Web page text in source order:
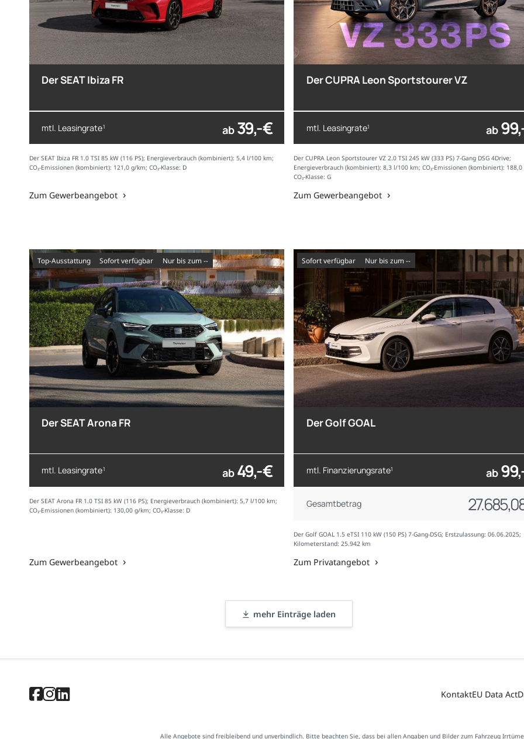
Der SEAT Ibiza FR
mtl. Leasingrate1 ab 39,- €
Der SEAT Ibiza FR 1.0 TSI 85 kW (116 PS); Energieverbrauch (kombiniert): 5,4 l/100 km;
CO₂-Emissionen (kombiniert): 121,0 g/km; CO₂-Klasse: D
Zum Gewerbeangebot
Der CUPRA Leon Sportstourer VZ
mtl. Leasingrate1 ab
Der CUPRA Leon Sportstourer VZ 2.0 TSI 245 kW (333 PS) 7-Gang DSG 4Drive;
Energieverbrauch (kombiniert): 8,3 l/100 km; CO₂-Emissionen (kombiniert):
CO₂-Klasse: G
Zum Gewerbeangebot
Top-Ausstattung sofort verfügbar nur bis zum --
Der SEAT Arona FR
mtl. Leasingrate1 ab 49,- €
Der SEAT Arona FR 1.0 TSI 85 kW (116 PS); Energieverbrauch (kombiniert): 5,7 l/100 km;
CO₂-Emissionen (kombiniert): 130,00 g/km; CO₂-Klasse: D
Zum Gewerbeangebot
sofort verfügbar nur bis zum --
Der Golf GOAL
mtl. Finanzierungsrate1 ab
Gesamtbetrag
Der Golf GOAL 1.5 eTSI 110 kW (150 PS) 7-Gang-DSG; Erstzulassung: 06.06.2025;
Kilometerstand: 25.942 km
Zum Privatangebot
mehr Einträge laden
KontaktEU Data Act
Alle Angebote sind freibleibend und unverbindlich. Bitte beachten Sie, dass bei allen Angaben und Bilder zum Fahrzeug